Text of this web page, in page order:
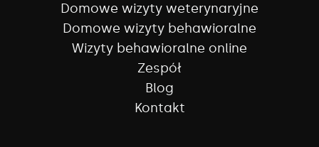
Domowe wizyty weterynaryjne
Domowe wizyty behawioralne
Wizyty behawioralne online
Zespół
Blog
Kontakt